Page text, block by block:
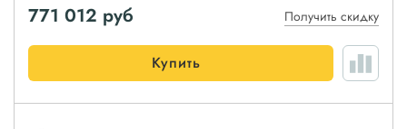
771 012 руб Получить скидку
Купить